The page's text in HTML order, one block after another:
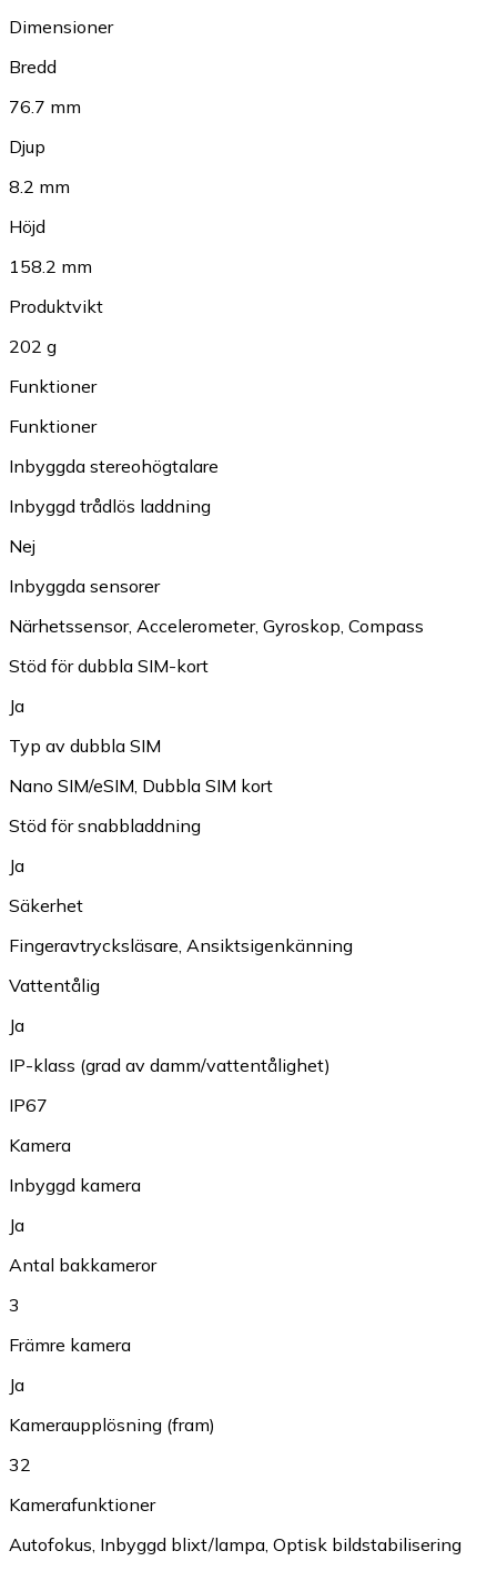
Dimensioner
Bredd
76.7 mm
Djup
8.2 mm
Höjd
158.2 mm
Produktvikt
202 g
Funktioner
Funktioner
Inbyggda stereohögtalare
Inbyggd trådlös laddning
Nej
Inbyggda sensorer
Närhetssensor, Accelerometer, Gyroskop, Compass
Stöd för dubbla SIM-kort
Ja
Typ av dubbla SIM
Nano SIM/eSIM, Dubbla SIM kort
Stöd för snabbladdning
Ja
Säkerhet
Fingeravtrycksläsare, Ansiktsigenkänning
Vattentålig
Ja
IP-klass (grad av damm/vattentålighet)
IP67
Kamera
Inbyggd kamera
Ja
Antal bakkameror
3
Främre kamera
Ja
Kameraupplösning (fram)
32
Kamerafunktioner
Autofokus, Inbyggd blixt/lampa, Optisk bildstabilisering